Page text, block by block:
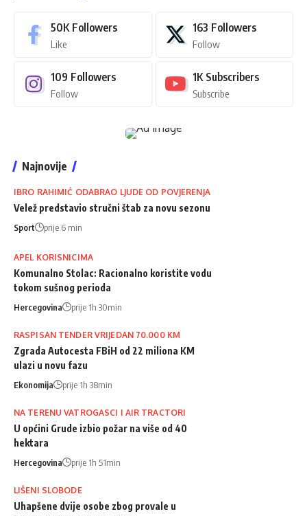
50K Followers
Like
163 Followers
Follow
109 Followers
Follow
1K Subscribers
Subscribe
Najnovije
IBRO RAHIMIĆ ODABRAO LJUDE OD POVJERENJA
Velež predstavio stručni štab za novu sezonu
Sport prije 6 min
APEL KORISNICIMA
Komunalno Stolac: Racionalno koristite vodu
tokom sušnog perioda
Hercegovina prije 1h 30min
RASPISAN TENDER VRIJEDAN 70.000 KM
Zgrada Autocesta FBiH od 22 miliona KM
ulazi u novu fazu
Ekonomija prije 1h 38min
NA TERENU VATROGASCI I AIR TRACTORI
U općini Grude izbio požar na više od 40
hektara
Hercegovina prije 1h 51min
LIŠENI SLOBODE
Uhapšene dvije osobe zbog provale u